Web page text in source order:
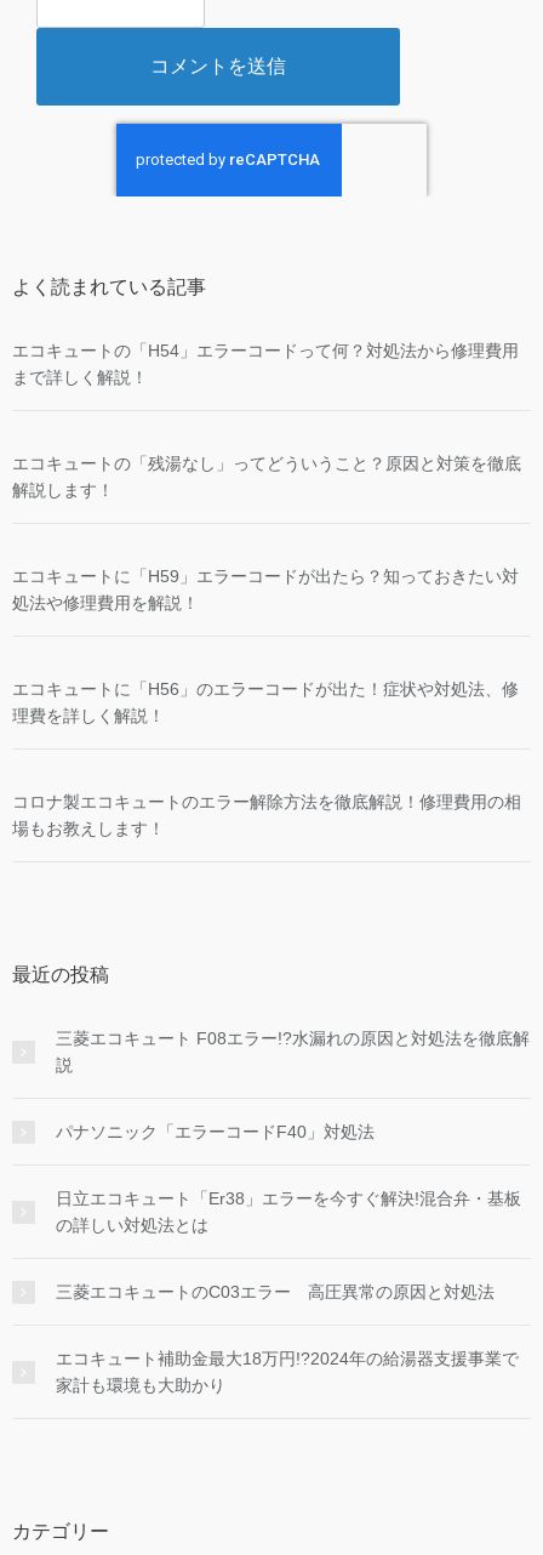
よく読まれている記事
エコキュートの「H54」エラーコードって何？対処法から修理費用
まで詳しく解説！
エコキュートの「残湯なし」ってどういうこと？原因と対策を徹底
解説します！
エコキュートに「H59」エラーコードが出たら？知っておきたい対
処法や修理費用を解説！
エコキュートに「H56」のエラーコードが出た！症状や対処法、修
理費を詳しく解説！
コロナ製エコキュートのエラー解除方法を徹底解説！修理費用の相
場もお教えします！
最近の投稿
三菱エコキュート F08エラー!?水漏れの原因と対処法を徹底解
説
パナソニック「エラーコードF40」対処法
日立エコキュート「Er38」エラーを今すぐ解決!混合弁・基板
の詳しい対処法とは
三菱エコキュートのC03エラー 高圧異常の原因と対処法
エコキュート補助金最大18万円!?2024年の給湯器支援事業で
家計も環境も大助かり
カテゴリー